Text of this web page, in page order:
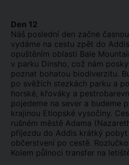
Den 12
Náš poslední den začne
vydáme na cestu zpět do
opuštěním oblasti Bale
v parku Dinsho, což nám
poznat bohatou biodiverzitu.
po svěžích stezkách parku a
horské, křováky a
pojedeme na sever a budeme
krajinou Etiopské vysočiny.
rušném městě Adama
příjezdu do Addis krátký pobyt
občerstvení po cestě.
Kolem půlnoci transfer na